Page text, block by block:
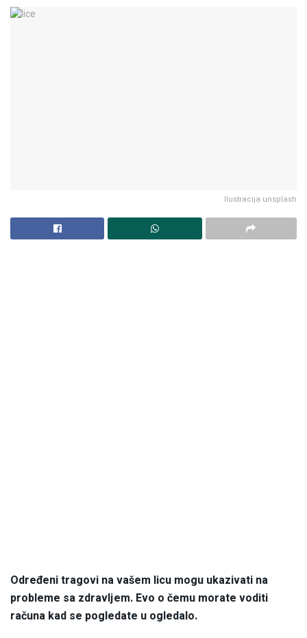
Ilustracija unsplash
Određeni tragovi na vašem licu mogu ukazivati na
probleme sa zdravljem. Evo o čemu morate voditi
računa kad se pogledate u ogledalo.